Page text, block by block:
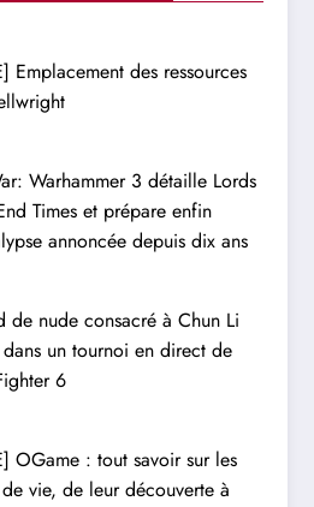
Emplacement des ressources
Warhammer 3 détaille Lords
Times et prépare enfin
annoncée depuis dix ans
de nude consacré à Chun Li
un tournoi en direct de
6
OGame : tout savoir sur les
vie, de leur découverte à